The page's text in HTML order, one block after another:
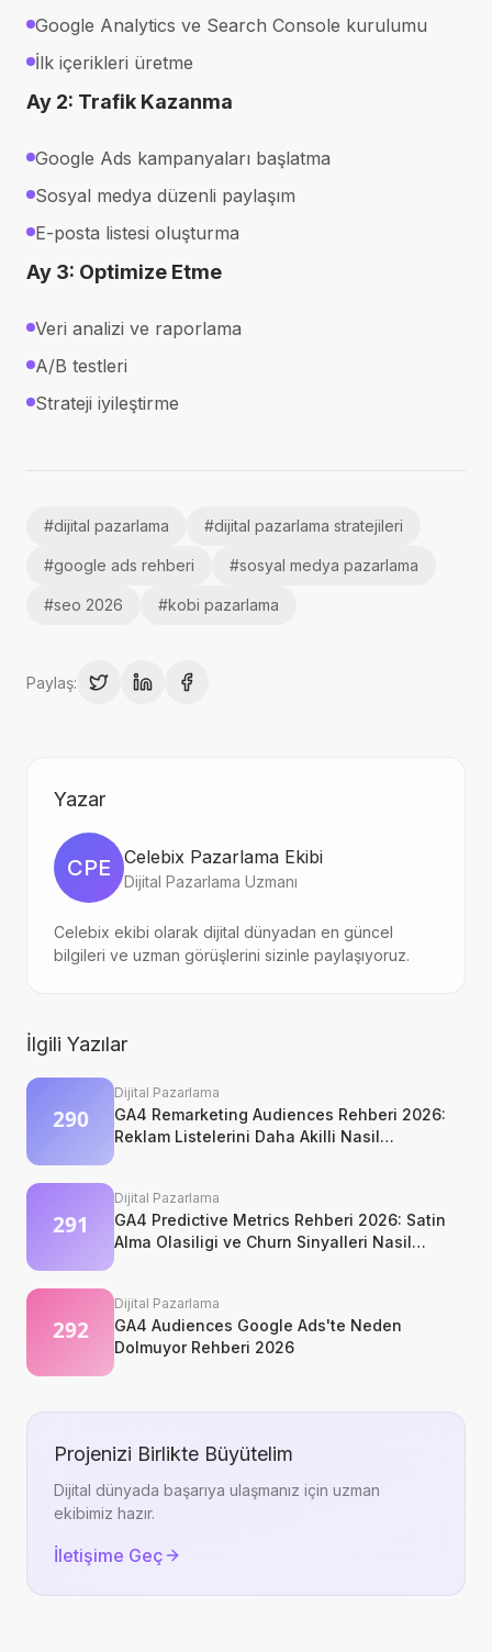
Google Analytics ve Search Console kurulumu
İlk içerikleri üretme
Ay 2: Trafik Kazanma
Google Ads kampanyaları başlatma
Sosyal medya düzenli paylaşım
E-posta listesi oluşturma
Ay 3: Optimize Etme
Veri analizi ve raporlama
A/B testleri
Strateji iyileştirme
#dijital pazarlama #dijital pazarlama stratejileri
#google ads rehberi #sosyal medya pazarlama
#seo 2026 #kobi pazarlama
Paylaş:
Yazar
CPE Celebix Pazarlama Ekibi
Dijital Pazarlama Uzmanı
Celebix ekibi olarak dijital dünyadan en güncel
bilgileri ve uzman görüşlerini sizinle paylaşıyoruz.
İlgili Yazılar
Dijital Pazarlama
GA4 Remarketing Audiences Rehberi 2026:
Reklam Listelerini Daha Akilli Nasil
Dijital Pazarlama
GA4 Predictive Metrics Rehberi 2026: Satin
Alma Olasiligi ve Churn Sinyalleri Nasil
Dijital Pazarlama
GA4 Audiences Google Ads'te Neden
Dolmuyor Rehberi 2026
Projenizi Birlikte Büyütelim
Dijital dünyada başarıya ulaşmanız için uzman
ekibimiz hazır.
İletişime Geç